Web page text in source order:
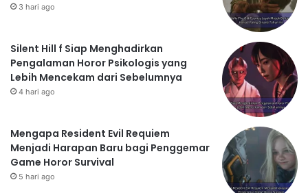
3 hari ago
Silent Hill f Siap Menghadirkan
Pengalaman Horor Psikologis yang
Lebih Mencekam dari Sebelumnya
4 hari ago
Mengapa Resident Evil Requiem
Menjadi Harapan Baru bagi Penggemar
Game Horor Survival
5 hari ago